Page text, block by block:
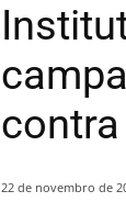
22 de novembro de